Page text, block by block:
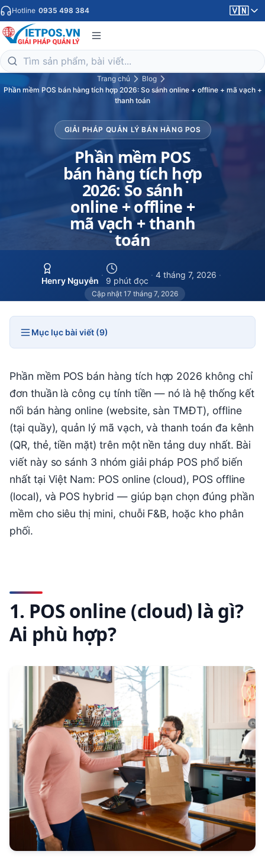
Hotline 0935 498 384 🇻🇳
Trang chủ
Blog
Phần mềm POS bán hàng tích hợp 2026: So sánh online + offline + mã vạch +
thanh toán
GIẢI PHÁP QUẢN LÝ BÁN HÀNG POS
Phần mềm POS
bán hàng tích hợp
2026: So sánh
online + offline +
mã vạch + thanh
toán
Henry Nguyễn
·
9 phút đọc
· 4 tháng 7, 2026 ·
Cập nhật 17 tháng 7, 2026
Mục lục bài viết (9)
Phần mềm POS bán hàng tích hợp 2026 không chỉ
đơn thuần là công cụ tính tiền — nó là hệ thống kết
nối bán hàng online (website, sàn TMĐT), offline
(tại quầy), quản lý mã vạch, và thanh toán đa kênh
(QR, thẻ, tiền mặt) trên một nền tảng duy nhất. Bài
viết này so sánh 3 nhóm giải pháp POS phổ biến
nhất tại Việt Nam: POS online (cloud), POS offline
(local), và POS hybrid — giúp bạn chọn đúng phần
mềm cho siêu thị mini, chuỗi F&B, hoặc kho phân
phối.
1. POS online (cloud) là gì?
Ai phù hợp?